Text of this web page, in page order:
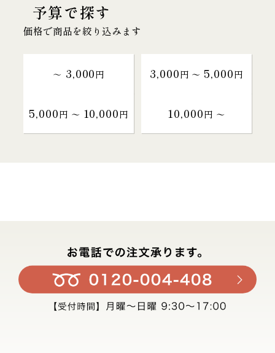
予算で探す
価格で商品を絞り込みます
～ 3,000円 3,000円 〜 5,000円
5,000円 〜 10,000円 10,000円 〜